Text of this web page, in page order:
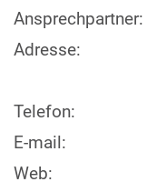
Ansprechpartner:
Adresse:
Telefon:
E-mail:
Web: